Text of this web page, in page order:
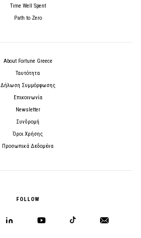
Time Well Spent
Path to Zero
About Fortune Greece
Ταυτότητα
Δήλωση Συμμόρφωσης
Επικοινωνία
Newsletter
Συνδρομή
Όροι Χρήσης
Προσωπικά Δεδομένα
FOLLOW